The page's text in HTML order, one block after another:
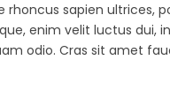
rhoncus sapien ultrices,
enim velit luctus dui,
odio. Cras sit amet